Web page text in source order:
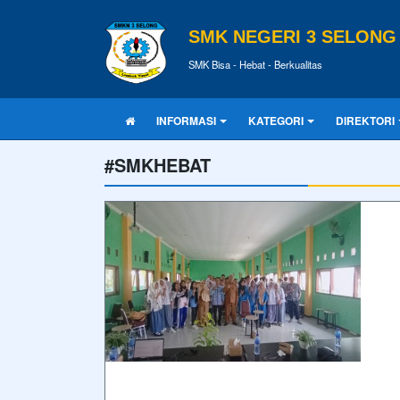
SMK NEGERI 3 SELONG
SMK Bisa - Hebat - Berkualitas
INFORMASI KATEGORI DIREKTORI
#SMKHEBAT